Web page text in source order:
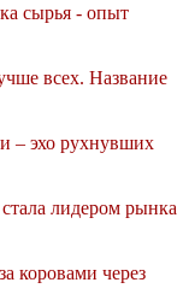
сырья - опыт
всех. Название
– эхо рухнувших
лидером рынка
коровами через